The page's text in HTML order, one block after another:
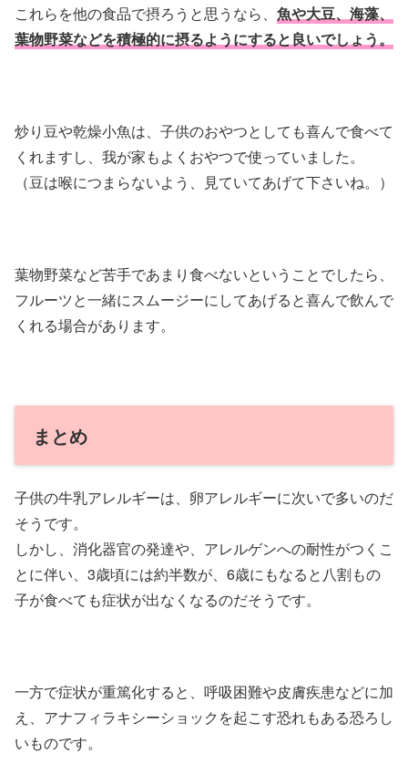
これらを他の食品で摂ろうと思うなら、 魚や大豆、海藻、
葉物野菜などを積極的に摂るようにすると良いでしょう。
炒り豆や乾燥小魚は、子供のおやつとしても喜んで食べて
くれますし、我が家もよくおやつで使っていました。
（豆は喉につまらないよう、見ていてあげて下さいね。）
葉物野菜など苦手であまり食べないということでしたら、
フルーツと一緒にスムージーにしてあげると喜んで飲んで
くれる場合があります。
まとめ
子供の牛乳アレルギーは、卵アレルギーに次いで多いのだ
そうです。
しかし、消化器官の発達や、アレルゲンへの耐性がつくこ
とに伴い、3歳頃には約半数が、6歳にもなると八割もの
子が食べても症状が出なくなるのだそうです。
一方で症状が重篤化すると、呼吸困難や皮膚疾患などに加
え、アナフィラキシーショックを起こす恐れもある恐ろし
いものです。